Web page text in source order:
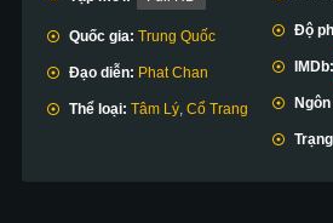
Quốc gia: Trung Quốc
Đạo diễn: Phat Chan
Thể loại: Tâm Lý ,Cổ Trang
Độ
IMDb: